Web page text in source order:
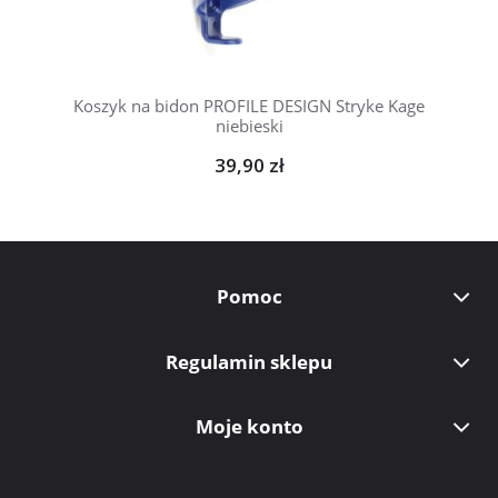
Koszyk na bidon PROFILE DESIGN Stryke Kage
niebieski
39,90 zł
Pomoc
Regulamin sklepu
Moje konto